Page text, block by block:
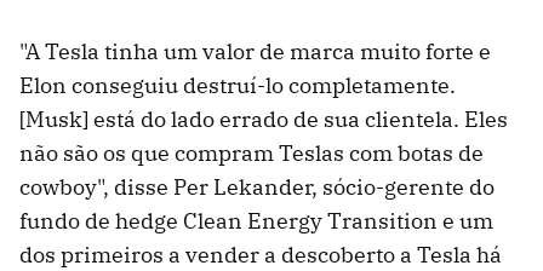
"A Tesla tinha um valor de marca muito forte e
Elon conseguiu destruí-lo completamente.
[Musk] está do lado errado de sua clientela. Eles
não são os que compram Teslas com botas de
cowboy", disse Per Lekander, sócio-gerente do
fundo de hedge Clean Energy Transition e um
dos primeiros a vender a descoberto a Tesla há